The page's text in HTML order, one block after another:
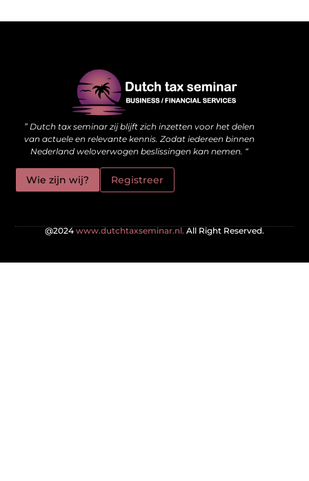
” Dutch tax seminar zij blijft zich inzetten voor het delen
van actuele en relevante kennis. Zodat iedereen binnen
Nederland weloverwogen beslissingen kan nemen. “
Wie zijn wij? Registreer
@2024www.dutchtaxseminar.nl.All Right Reserved.